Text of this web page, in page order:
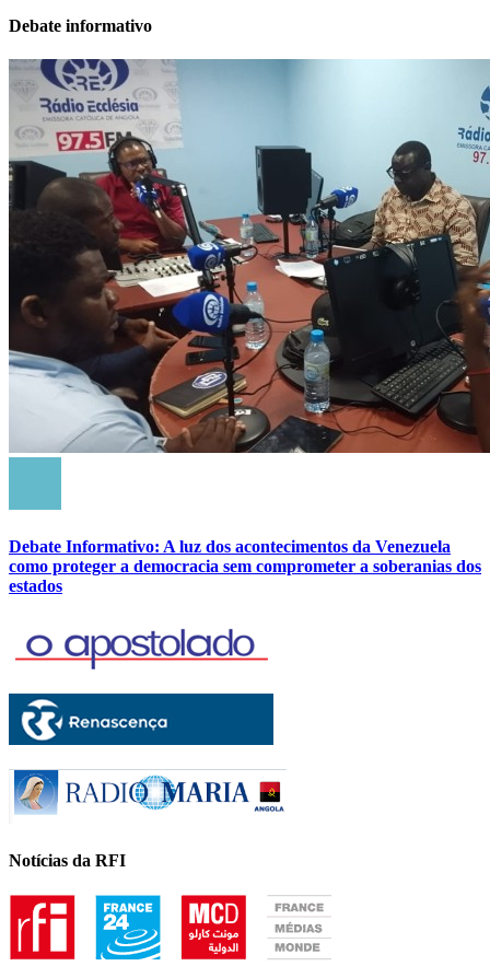
Debate informativo
Debate Informativo: A luz dos acontecimentos da Venezuela
como proteger a democracia sem comprometer a soberanias dos
estados
Notícias da RFI